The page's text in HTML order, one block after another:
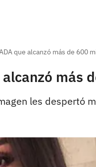
que alcanzó más de 600
más
les despertó